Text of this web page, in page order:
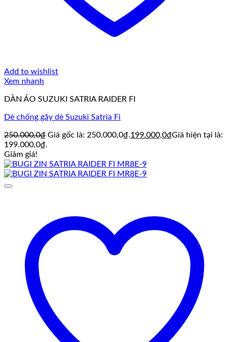
Add to wishlist
Xem nhanh
DÀN ÁO SUZUKI SATRIA RAIDER FI
Dè chống gãy dè Suzuki Satria Fi
250.000,0₫ Giá gốc là: 250.000,0₫.199.000,0₫Giá hiện tại là:
199.000,0₫.
Giảm giá!